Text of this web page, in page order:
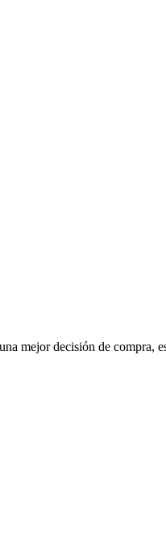
mejor decisión de compra,